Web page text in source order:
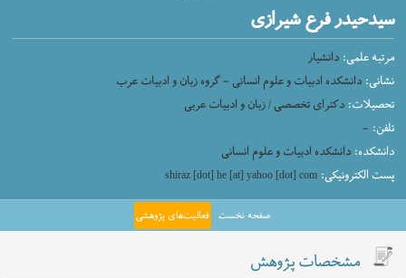
سیدحیدر فرع شیرازی
مرتبه علمی: دانشیار
نشانی: دانشکده ادبیات و علوم انسانی - گروه زبان و ادبیات عرب
تحصیلات: دکترای تخصصی / زبان و ادبیات عربی
تلفن: -
دانشکده: دانشکده ادبیات و علوم انسانی
پست الکترونیکی: shiraz [dot] he [at] yahoo [dot] com
صفحه نخست فعالیت‌های پژوهشی
مشخصات پژوهش